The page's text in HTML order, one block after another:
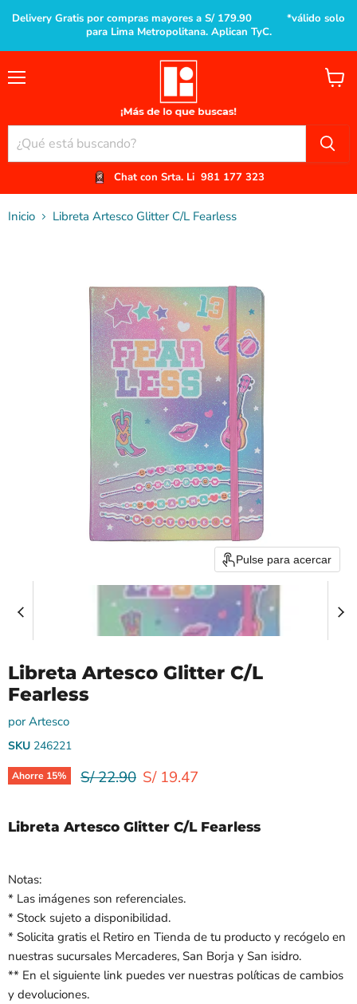
Delivery Gratis por compras mayores a S/ 179.90 *válido solo
para Lima Metropolitana. Aplican TyC.
Chat con Srta. Li 981 177 323
Ver
Inicio Libreta Artesco Glitter C/L Fearless
Pulse para acercar
Libreta Artesco Glitter C/L
Fearless
porArtesco
SKU 246221
Ahorre 15% Precio original
S/ 22.90 Precio actual
S/ 19.47
Libreta Artesco Glitter C/L Fearless
Notas:
* Las imágenes son referenciales.
* Stock sujeto a disponibilidad.
* Solicita gratis el Retiro en Tienda de tu producto y recógelo en
nuestras sucursales Mercaderes, San Borja y San isidro.
** En el siguiente link puedes ver nuestras políticas de cambios
y devoluciones.